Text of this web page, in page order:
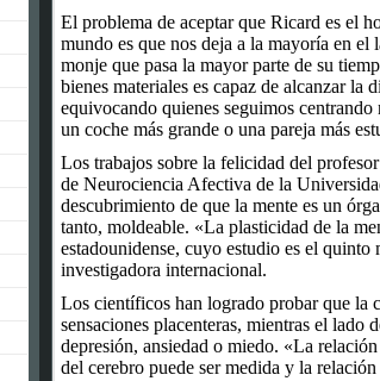
El problema de aceptar que Ricard es el
mundo es que nos deja a la mayoría en
monje que pasa la mayor parte de su
bienes materiales es capaz de alcanzar la
equivocando quienes seguimos
un coche más grande o una pareja más
Los trabajos sobre la felicidad del
de Neurociencia Afectiva de la
descubrimiento de que la mente es un
tanto, moldeable. «La plasticidad de la
estadounidense, cuyo estudio es el
investigadora internacional.
Los científicos han logrado probar que la
sensaciones placenteras, mientras el lado
depresión, ansiedad o miedo. «La
del cerebro puede ser medida y la